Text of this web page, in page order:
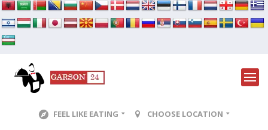
FEEL LIKE EATING CHOOSE LOCATION